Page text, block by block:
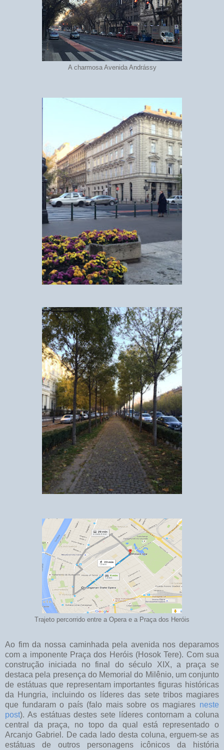
A charmosa Avenida Andrássy
Trajeto percorrido entre a Opera e a Praça dos Heróis
Ao fim da nossa caminhada pela avenida nos deparamos
com a imponente Praça dos Heróis (Hosok Tere). Com sua
construção iniciada no final do século XIX, a praça se
destaca pela presença do Memorial do Milênio, um conjunto
de estátuas que representam importantes figuras históricas
da Hungria, incluindo os líderes das sete tribos magiares
que fundaram o país (falo mais sobre os magiares neste
post). As estátuas destes sete líderes contornam a coluna
central da praça, no topo da qual está representado o
Arcanjo Gabriel. De cada lado desta coluna, erguem-se as
estátuas de outros personagens icônicos da história